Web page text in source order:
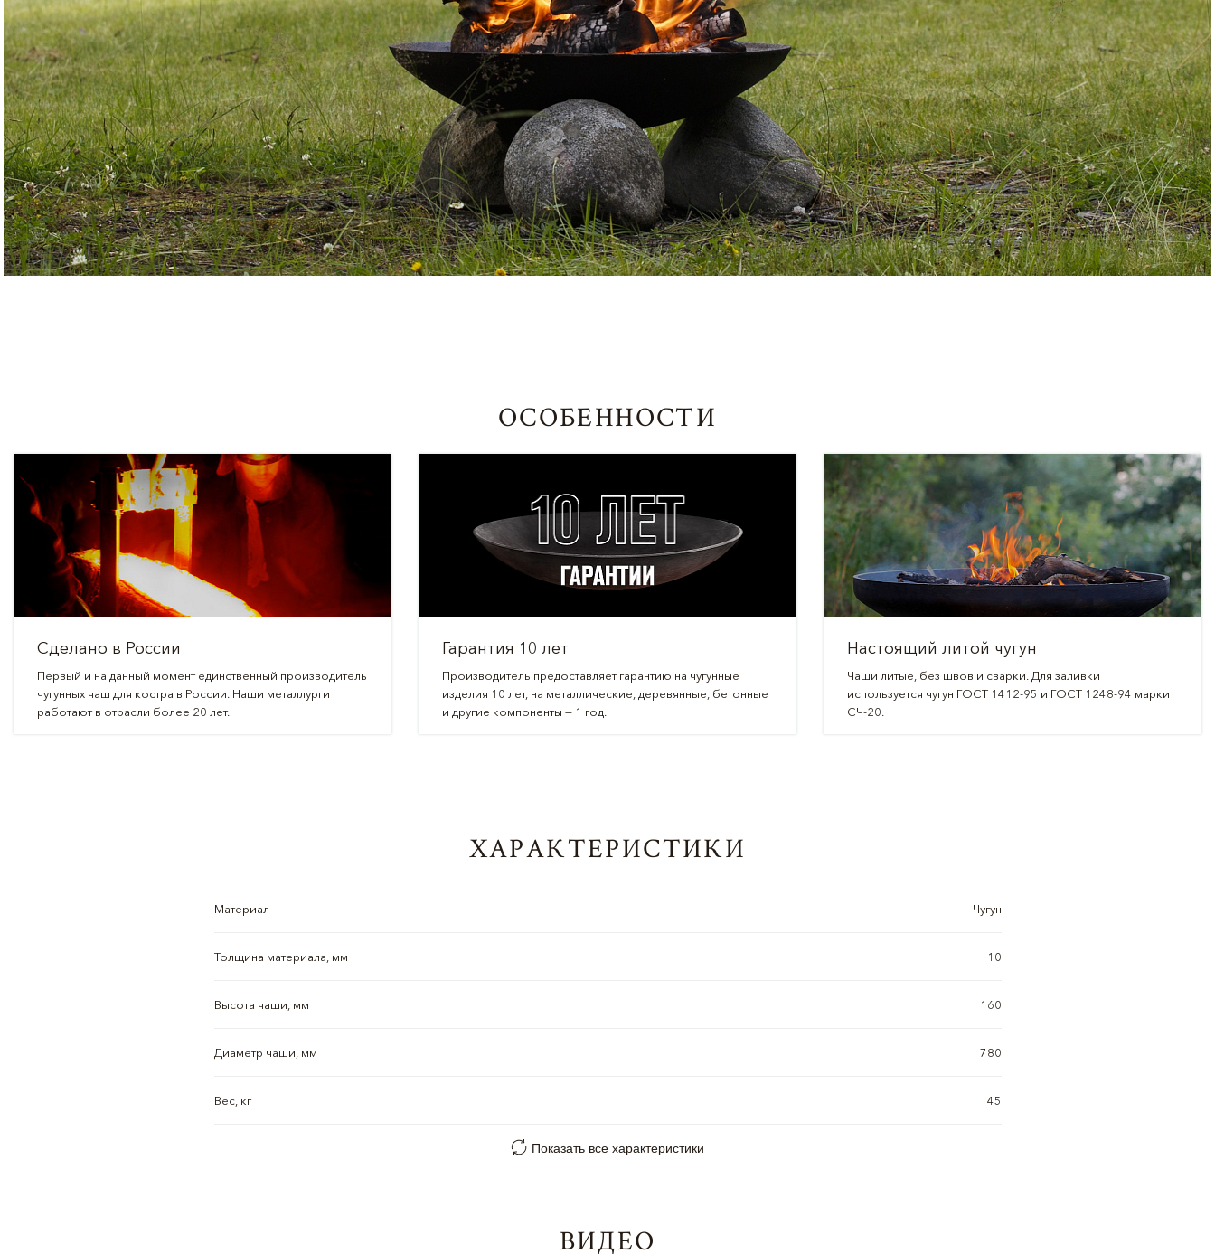
ОСОБЕННОСТИ
Сделано в России
Первый и на данный момент единственный производитель
чугунных чаш для костра в России. Наши металлурги
работают в отрасли более 20 лет.
Гарантия 10 лет
Производитель предоставляет гарантию на чугунные
изделия 10 лет, на металлические, деревянные, бетонные
и другие компоненты — 1 год.
Настоящий литой чугун
Чаши литые, без швов и сварки. Для заливки
используется чугун ГОСТ 1412-95 и ГОСТ 1248-94 марки
СЧ-20.
ХАРАКТЕРИСТИКИ
Материал Чугун
Толщина материала, мм 10
Высота чаши, мм 160
Диаметр чаши, мм 780
Вес, кг 45
Показать все характеристики
ВИДЕО